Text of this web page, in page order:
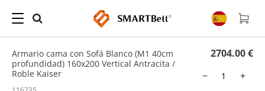
Hogar Cama abatible con sofá/ Armario cama con Sofá Blanco (M1 40cm
Armario cama con Sofá Blanco (M1 40cm
profundidad) 160x200 Vertical Antracita /
Roble Kaiser
2704.00 €
−
+